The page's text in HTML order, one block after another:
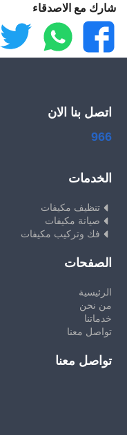
شارك مع الاصدقاء
فيسبوك
واتساب
اتصل بنا الان
966
الخدمات
تنظيف مكيفات
صيانة مكيفات
فك وتركيب مكيفات
الصفحات
الرئيسية
من نحن
خدماتنا
تواصل معنا
تواصل معنا